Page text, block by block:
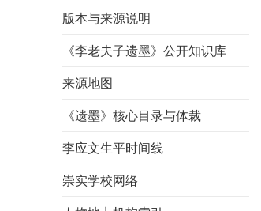
版本与来源说明
《李老夫子遗墨》公开知识库
来源地图
《遗墨》核心目录与体裁
李应文生平时间线
崇实学校网络